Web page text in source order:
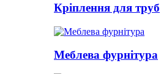
Кріплення для труб
Меблева фурнітура